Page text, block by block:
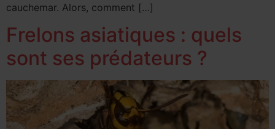
cauchemar. Alors, comment […]
Frelons asiatiques : quels
sont ses prédateurs ?